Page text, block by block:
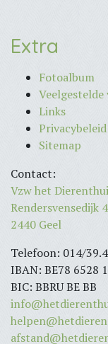
Extra
Fotoalbum
Veelgestelde
Links
Privacybeleid
Sitemap
Contact:
Vzw het
Rendersvensedijk 4
2440 Geel
Telefoon: 014/
IBAN: BE78 6528
BIC: BBRU BE BB